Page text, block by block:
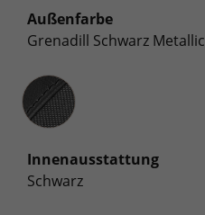
Außenfarbe
Grenadill Schwarz Metallic
Innenausstattung
Innenausstattung
Schwarz